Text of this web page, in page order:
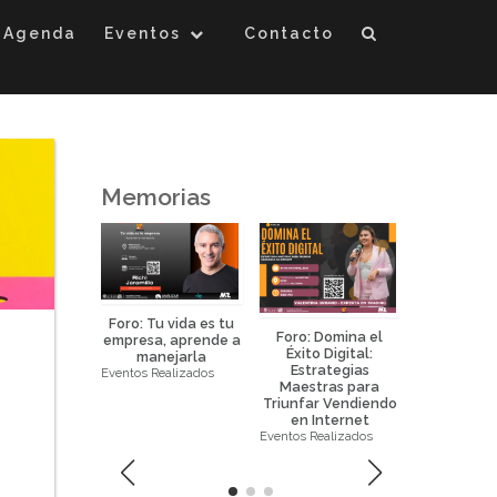
Agenda Eventos Contacto
Memorias
Foro: Tu vida es tu
empresa, aprende a
manejarla
Eventos Realizados
Foro: Domina el
Éxito Digital:
Estrategias
Maestras para
Triunfar Vendiendo
en Internet
Eventos Realizados